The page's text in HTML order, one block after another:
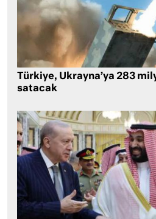
Türkiye, Ukrayna’ya 283
satacak